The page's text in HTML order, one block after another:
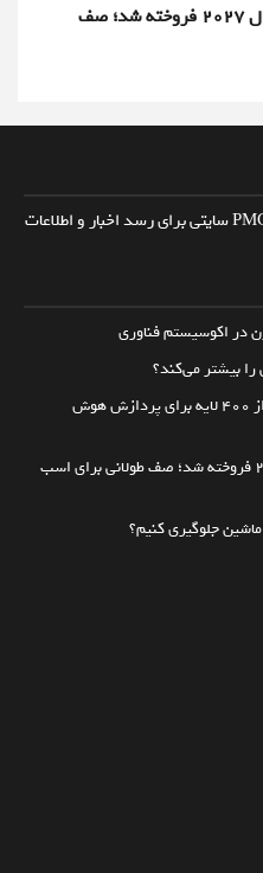
تمامی محصولات فراری تا پایان سال ۲۰۲۷ فروخته شد؛ صف
پایگاه مرکزخبر کامپیوتر و موبایل - PMCM سایتی برای رسد اخبار و اطلاعات
در اکوسیستم فناوری
را بیشتر می‌کند؟
سامسونگ از اولین تراشه حافظه با بیش از ۴۰۰ لایه برای پردازش هوش
تمامی محصولات فراری تا پایان سال ۲۰۲۷ فروخته شد؛ صف طولانی برای اسب
جلوگیری کنیم؟